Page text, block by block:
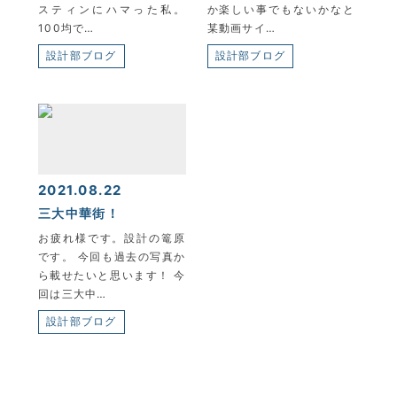
スティンにハマった私。
100均で…
設計部ブログ
か楽しい事でもないかなと
某動画サイ…
設計部ブログ
2021.08.22
三大中華街！
お疲れ様です。設計の篭原
です。 今回も過去の写真か
ら載せたいと思います！ 今
回は三大中…
設計部ブログ